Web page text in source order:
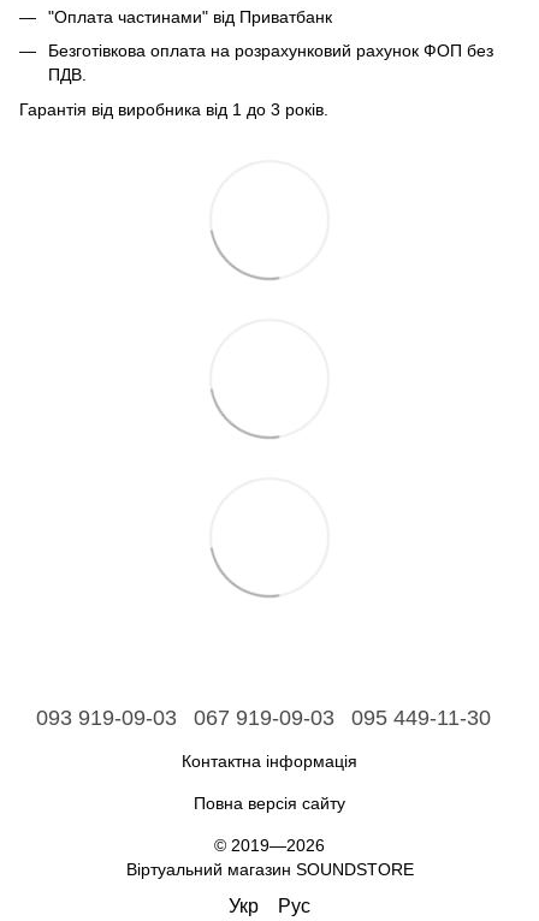
"Оплата частинами" від Приватбанк
Безготівкова оплата на розрахунковий рахунок ФОП без
ПДВ.
Гарантія від виробника від 1 до 3 років.
093 919-09-03 067 919-09-03 095 449-11-30
Контактна інформація
Повна версія сайту
© 2019—2026
Віртуальний магазин SOUNDSTORE
Укр Рус